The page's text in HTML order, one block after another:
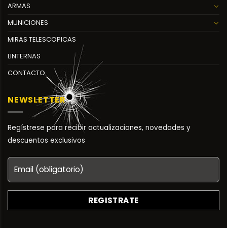
ARMAS
MUNICIONES
MIRAS TELESCOPICAS
LINTERNAS
CONTACTO
NEWSLETTER
Regístrese para recibir actualizaciones, novedades y
descuentos exclusivos